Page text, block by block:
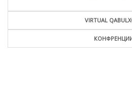
VIRTUAL